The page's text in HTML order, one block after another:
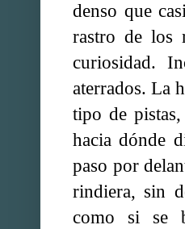
denso que
rastro de los
curiosidad.
aterrados. La
tipo de
hacia dónde
paso por
rindiera, sin
como si se